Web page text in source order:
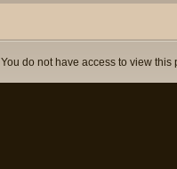
You do not have access to view this